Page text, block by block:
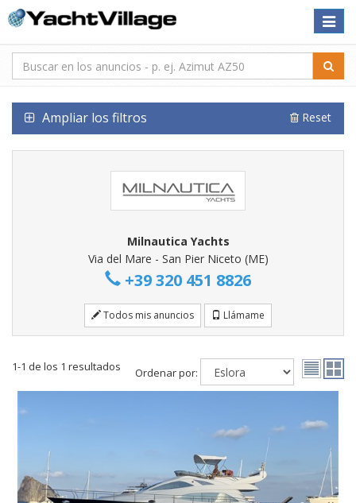
Toggle
Ampliar los filtros Reset
Milnautica Yachts
Via del Mare - San Pier Niceto (ME)
+39 320 451 8826
Todos mis anuncios Llámame
1-1 de los 1 resultados Ordenar por: